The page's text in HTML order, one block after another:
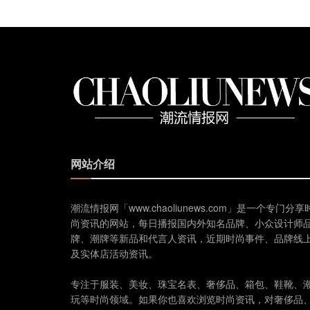
网站介绍
潮流情报网「www.chaoliunews.com」是一个专门分享
尚资讯的网站，每日播报国内外知名品牌、小众设计师
牌、潮牌等新品和代言人资讯，近期时尚事件、品牌线
及实体店活动资讯。
专注于服装、美妆、珠宝名表、奢侈品、箱包、鞋靴、
玩等时尚领域。如果你也喜欢浏览时尚资讯，对奢侈品